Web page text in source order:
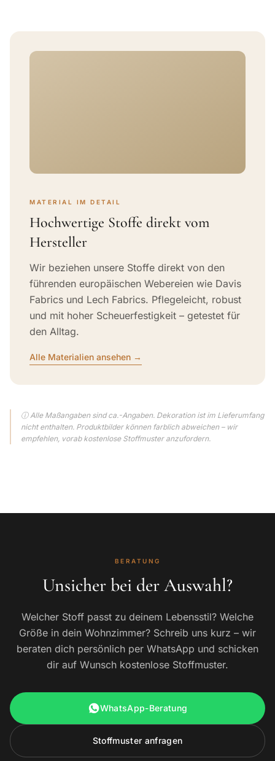
MATERIAL IM DETAIL
Hochwertige Stoffe direkt vom
Hersteller
Wir beziehen unsere Stoffe direkt von den
führenden europäischen Webereien wie Davis
Fabrics und Lech Fabrics. Pflegeleicht, robust
und mit hoher Scheuerfestigkeit – getestet für
den Alltag.
Alle Materialien ansehen →
ⓘ Alle Maßangaben sind ca.-Angaben. Dekoration ist im Lieferumfang
nicht enthalten. Produktbilder können farblich abweichen – wir
empfehlen, vorab kostenlose Stoffmuster anzufordern.
BERATUNG
Unsicher bei der Auswahl?
Welcher Stoff passt zu deinem Lebensstil? Welche
Größe in dein Wohnzimmer? Schreib uns kurz – wir
beraten dich persönlich per WhatsApp und schicken
dir auf Wunsch kostenlose Stoffmuster.
WhatsApp-Beratung
Stoffmuster anfragen